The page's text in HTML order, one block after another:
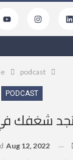
podcast
PODCAST
تجد شغفك
Aug 12, 2022